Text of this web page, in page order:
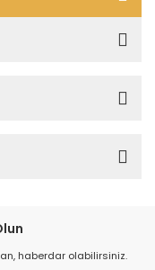
haberdar olabilirsiniz.